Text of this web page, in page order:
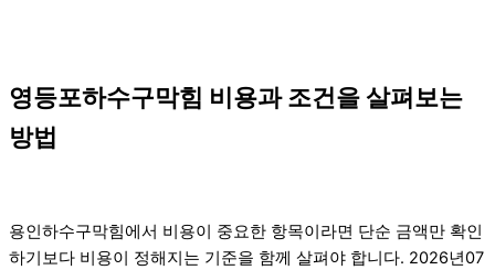
영등포하수구막힘 비용과 조건을 살펴보는
방법
용인하수구막힘에서 비용이 중요한 항목이라면 단순 금액만 확인
하기보다 비용이 정해지는 기준을 함께 살펴야 합니다. 2026년07